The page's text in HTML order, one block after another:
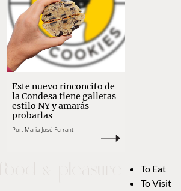
Este nuevo rinconcito de
la Condesa tiene galletas
estilo NY y amarás
probarlas
Por: María José Ferrant
To Eat
To Visit